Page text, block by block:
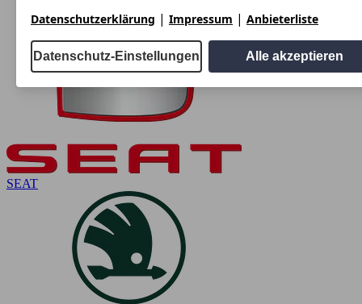
SEAT
Datenschutzerklärung | Impressum | Anbieterliste
Datenschutz-Einstellungen Alle akzeptieren